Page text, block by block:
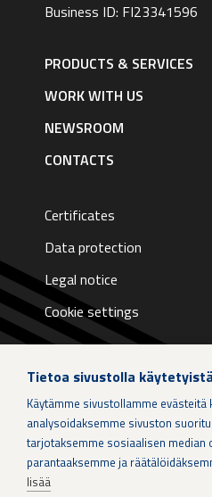
Business ID: FI23341596
navigation
|PRODUCTS & SERVICES
WORK WITH US
NEWSROOM
CONTACTS
Certificates
Data protection
Legal notice
Cookie settings
LinkedIn
Instagram
Tietoa sivustolla
Käytämme sivustollamme evästeitä
analysoidaksemme sivuston
tarjotaksemme sosiaalisen median
parantaaksemme ja
lisää